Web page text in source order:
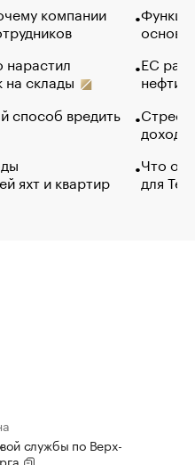
компании
нарастил
на склады
способ вредить
яхт и квартир
основ
ЕС
нефти
Что
для
службы по Верх-